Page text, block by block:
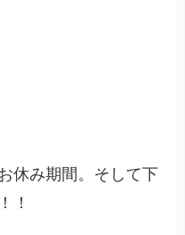
休み期間。そして下
！